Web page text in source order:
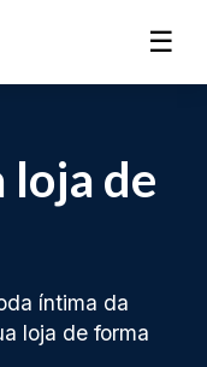
☰
loja de
íntima da
loja de forma